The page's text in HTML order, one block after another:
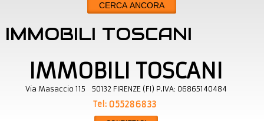
CERCA ANCORA
IMMOBILI TOSCANI
IMMOBILI TOSCANI
Via Masaccio 115 50132 FIRENZE( FI ) P.IVA: 06865140484
Tel: 055286833